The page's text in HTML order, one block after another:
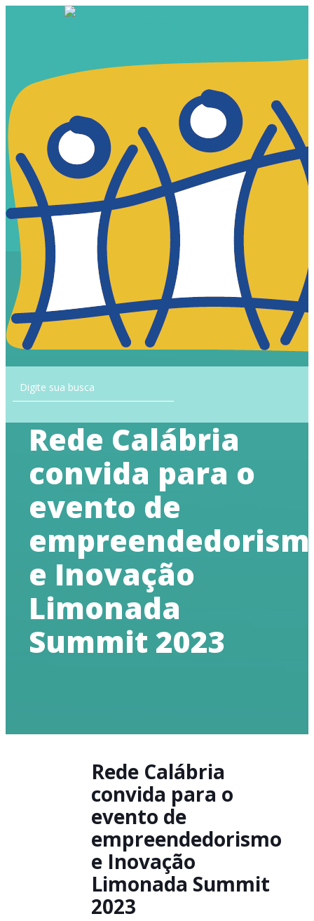
Rede Calábria
convida para o
evento de
e Inovação
Limonada
Summit 2023
Rede Calábria
convida para o
evento de
empreendedorismo
e Inovação
Limonada Summit
2023